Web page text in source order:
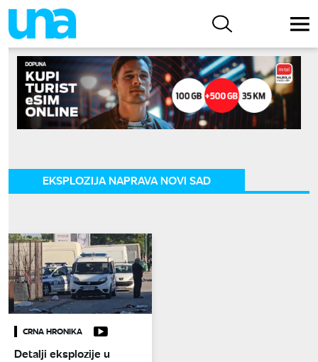
EKSPLOZIJA NAPRAVA NOVI SAD
CRNA HRONIKA
Detalji eksplozije u